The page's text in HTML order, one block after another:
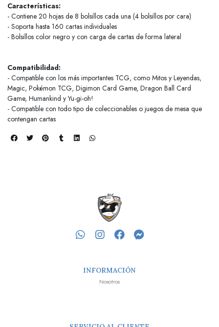
Características:
- Contiene 20 hojas de 8 bolsillos cada una (4 bolsillos por cara)
- Soporta hasta 160 cartas individuales
- Bolsillos color negro y con carga de cartas de forma lateral
Compatibilidad:
- Compatible con los más importantes TCG, como Mitos y Leyendas,
Magic, Pokémon TCG, Digimon Card Game, Dragon Ball Card
Game, Humankind y Yu-gi-oh!
- Compatible con todo tipo de coleccionables o juegos de mesa que
contengan cartas
INFORMACIÓN
Nosotros